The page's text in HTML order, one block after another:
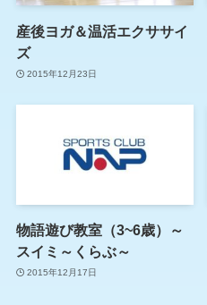
産後ヨガ＆温活エクササイ
ズ
2015年12月23日
物語遊び教室（3~6歳）～
スイミ～くらぶ～
2015年12月17日